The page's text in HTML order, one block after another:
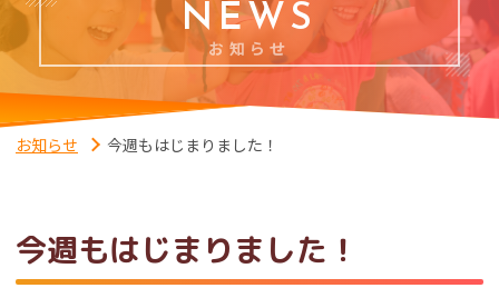
NEWS
お知らせ
お知らせ 今週もはじまりました！
今週もはじまりました！